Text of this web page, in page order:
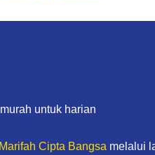
untuk harian
Cipta Bangsa melalui